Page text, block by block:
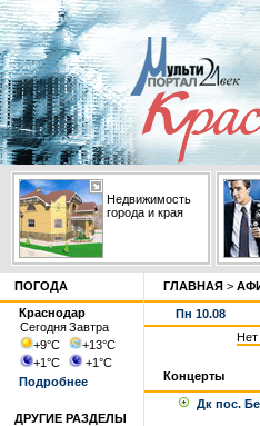
Недвижимость
города и края
ПОГОДА
Краснодар
СегодняЗавтра
+9°С +13°С
+1°С +1°С
Подробнее
ДРУГИЕ РАЗДЕЛЫ
ГЛАВНАЯ >
Пн 10.08
Нет
Концерты
Дк пос.